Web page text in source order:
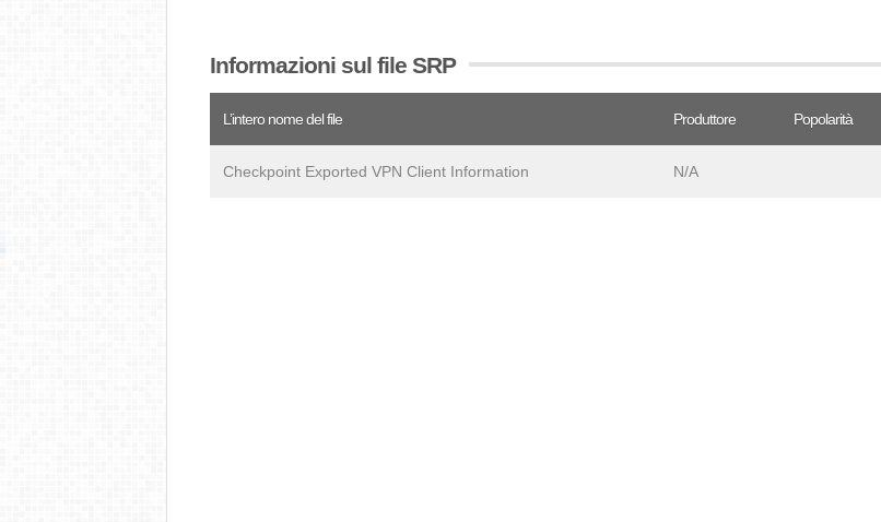
Informazioni sul file SRP
L’intero nome del file Produttore Popolarità
Checkpoint Exported VPN Client Information N/A